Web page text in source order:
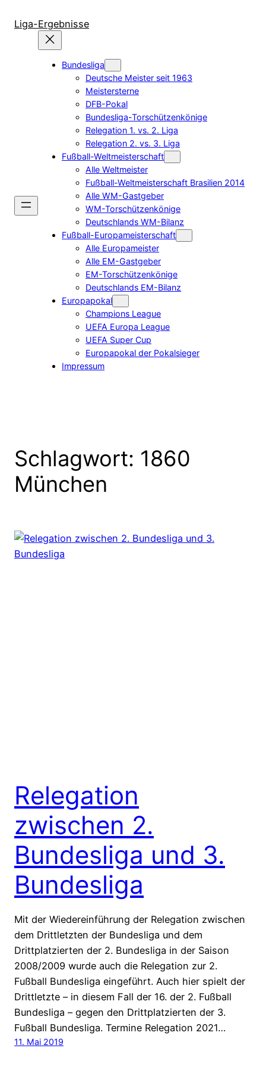
InhaltLiga-Ergebnisse
Bundesliga
Deutsche Meister seit 1963
Meistersterne
DFB-Pokal
Bundesliga-Torschützenkönige
Relegation 1. vs. 2. Liga
Relegation 2. vs. 3. Liga
Fußball-Weltmeisterschaft
Alle Weltmeister
Fußball-Weltmeisterschaft Brasilien 2014
Alle WM-Gastgeber
WM-Torschützenkönige
Deutschlands WM-Bilanz
Fußball-Europameisterschaft
Alle Europameister
Alle EM-Gastgeber
EM-Torschützenkönige
Deutschlands EM-Bilanz
Europapokal
Champions League
UEFA Europa League
UEFA Super Cup
Europapokal der Pokalsieger
Impressum
Schlagwort: 1860
München
Relegation
zwischen 2.
Bundesliga und 3.
Bundesliga
Mit der Wiedereinführung der Relegation zwischen
dem Drittletzten der Bundesliga und dem
Drittplatzierten der 2. Bundesliga in der Saison
2008/2009 wurde auch die Relegation zur 2.
Fußball Bundesliga eingeführt. Auch hier spielt der
Drittletzte – in diesem Fall der 16. der 2. Fußball
Bundesliga – gegen den Drittplatzierten der 3.
Fußball Bundesliga. Termine Relegation 2021…
11. Mai 2019